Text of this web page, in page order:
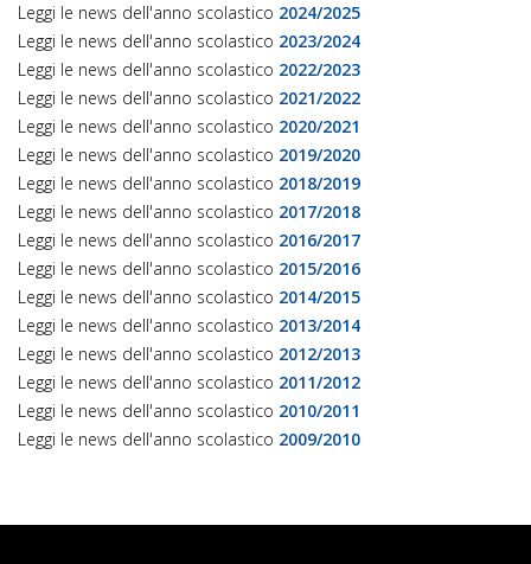
Leggi le news dell'anno scolastico 2024/2025
Leggi le news dell'anno scolastico 2023/2024
Leggi le news dell'anno scolastico 2022/2023
Leggi le news dell'anno scolastico 2021/2022
Leggi le news dell'anno scolastico 2020/2021
Leggi le news dell'anno scolastico 2019/2020
Leggi le news dell'anno scolastico 2018/2019
Leggi le news dell'anno scolastico 2017/2018
Leggi le news dell'anno scolastico 2016/2017
Leggi le news dell'anno scolastico 2015/2016
Leggi le news dell'anno scolastico 2014/2015
Leggi le news dell'anno scolastico 2013/2014
Leggi le news dell'anno scolastico 2012/2013
Leggi le news dell'anno scolastico 2011/2012
Leggi le news dell'anno scolastico 2010/2011
Leggi le news dell'anno scolastico 2009/2010